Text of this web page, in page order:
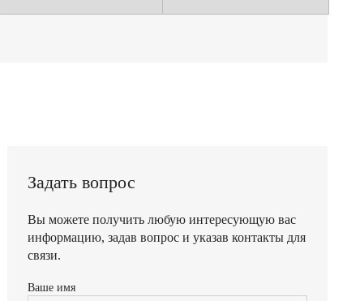
Задать вопрос
Вы можете получить любую интересующую вас
информацию, задав вопрос и указав контакты для
связи.
Ваше имя